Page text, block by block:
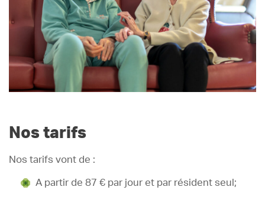
Nos tarifs
Nos tarifs vont de :
A partir de 87 € par jour et par résident seul;